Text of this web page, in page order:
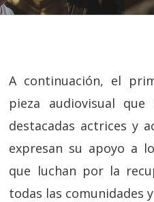
A continuación, el
pieza audiovisual
destacadas actrices y
expresan su apoyo a
que luchan por la
todas las comunidades